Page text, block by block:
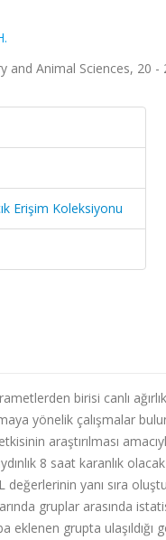
Animal Sciences, 20 -
Erişim Koleksiyonu
birisi canlı
yönelik çalışmalar
araştırılması
8 saat karanlık
yanı sıra
gruplar arasında
eklenen grupta